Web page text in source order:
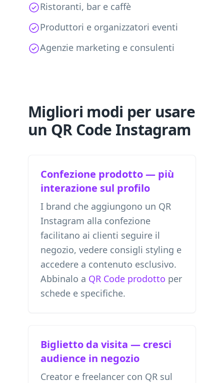
Ristoranti, bar e caffè
Produttori e organizzatori eventi
Agenzie marketing e consulenti
Migliori modi per usare
un QR Code Instagram
Confezione prodotto — più
interazione sul profilo
I brand che aggiungono un QR
Instagram alla confezione
facilitano ai clienti seguire il
negozio, vedere consigli styling e
accedere a contenuto esclusivo.
Abbinalo a QR Code prodotto per
schede e specifiche.
Biglietto da visita — cresci
audience in negozio
Creator e freelancer con QR sul